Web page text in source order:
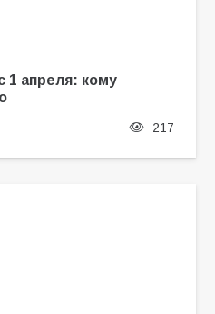
1 апреля: кому
217